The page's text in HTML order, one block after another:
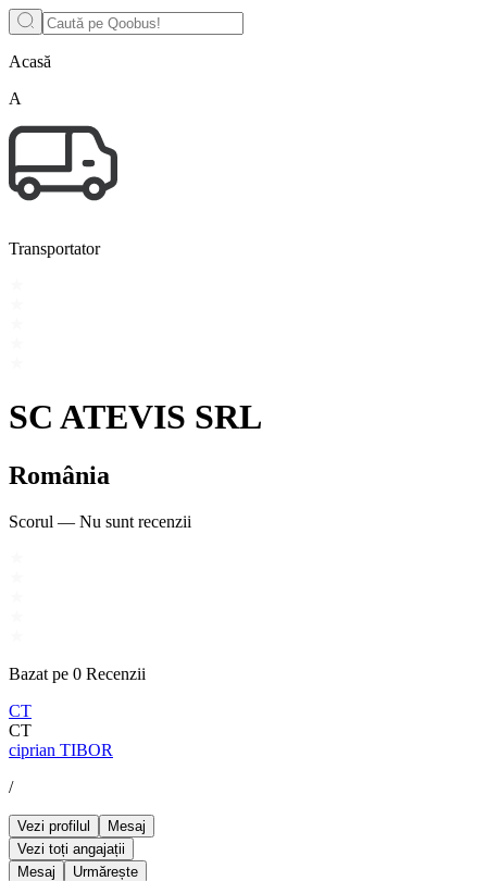
Acasă
A
Transportator
SC ATEVIS SRL
România
Scorul — Nu sunt recenzii
Bazat pe 0 Recenzii
CT
CT
ciprian TIBOR
/
Vezi profilul
Mesaj
Vezi toți angajații
Mesaj
Urmărește